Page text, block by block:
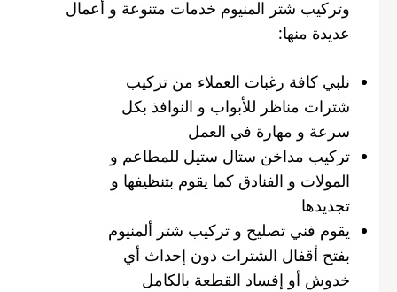
وتركيب شتر المنيوم خدمات متنوعة و أعمال
عديدة منها:
نلبي كافة رغبات العملاء من تركيب
شترات مناظر للأبواب و النوافذ بكل
سرعة و مهارة في العمل
تركيب مداخن ستال ستيل للمطاعم و
المولات و الفنادق كما يقوم بتنظيفها و
تجديدها
يقوم فني تصليح و تركيب شتر ألمنيوم
بفتح أقفال الشترات دون إحداث أي
خدوش أو إفساد القطعة بالكامل